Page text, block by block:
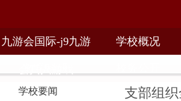
九游会国际-j9九游 学校概况
学校要闻 支部组